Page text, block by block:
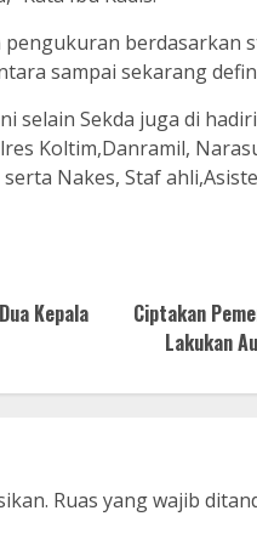
berdasarkan
sampai sekarang
Sekda juga di
Koltim,Danramil,
Nakes, Staf
Kepala
Ciptakan
Lakukan
Ruas yang wajib